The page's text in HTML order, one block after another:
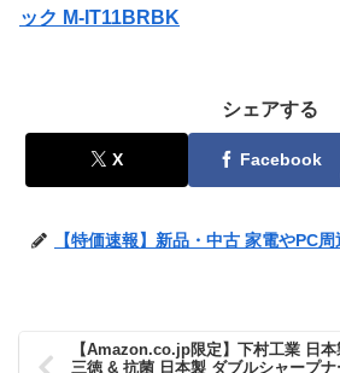
ック M-IT11BRBK
シェアする
X Facebook
【特価速報】新品・中古 家電やPC
【Amazon.co.jp限定】下村工業 日
三徳 & 抗菌 日本製 ダブルシャープ